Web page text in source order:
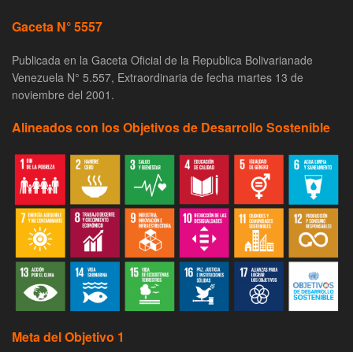
Gaceta N° 5557
Publicada en la Gaceta Oficial de la Republica Bolivarianade
Venezuela N° 5.557, Extraordinaria de fecha martes 13 de
noviembre del 2001.
Alineados con los Objetivos de Desarrollo Sostenible
Meta del Objetivo 1